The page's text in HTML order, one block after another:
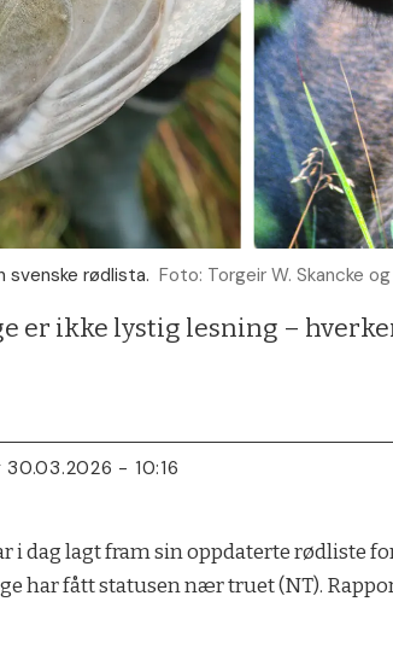
svenske rødlista. Foto: Torgeir W. Skancke
er ikke lystig lesning –
30.03.2026 - 10:16
i dag lagt fram sin oppdaterte rødliste
har fått statusen nær truet (NT).